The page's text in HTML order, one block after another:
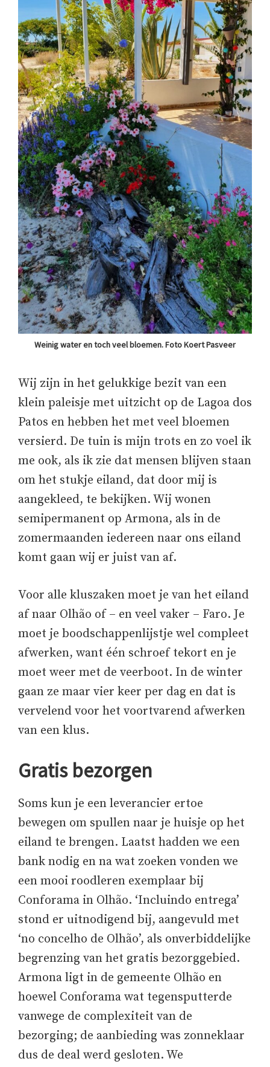
Weinig water en toch veel bloemen. Foto Koert Pasveer
Wij zijn in het gelukkige bezit van een
klein paleisje met uitzicht op de Lagoa dos
Patos en hebben het met veel bloemen
versierd. De tuin is mijn trots en zo voel ik
me ook, als ik zie dat mensen blijven staan
om het stukje eiland, dat door mij is
aangekleed, te bekijken. Wij wonen
semipermanent op Armona, als in de
zomermaanden iedereen naar ons eiland
komt gaan wij er juist van af.
Voor alle kluszaken moet je van het eiland
af naar Olhão of – en veel vaker – Faro. Je
moet je boodschappenlijstje wel compleet
afwerken, want één schroef tekort en je
moet weer met de veerboot. In de winter
gaan ze maar vier keer per dag en dat is
vervelend voor het voortvarend afwerken
van een klus.
Gratis bezorgen
Soms kun je een leverancier ertoe
bewegen om spullen naar je huisje op het
eiland te brengen. Laatst hadden we een
bank nodig en na wat zoeken vonden we
een mooi roodleren exemplaar bij
Conforama in Olhão. ‘Incluindo entrega’
stond er uitnodigend bij, aangevuld met
‘no concelho de Olhão’, als onverbiddelijke
begrenzing van het gratis bezorggebied.
Armona ligt in de gemeente Olhão en
hoewel Conforama wat tegensputterde
vanwege de complexiteit van de
bezorging; de aanbieding was zonneklaar
dus de deal werd gesloten. We